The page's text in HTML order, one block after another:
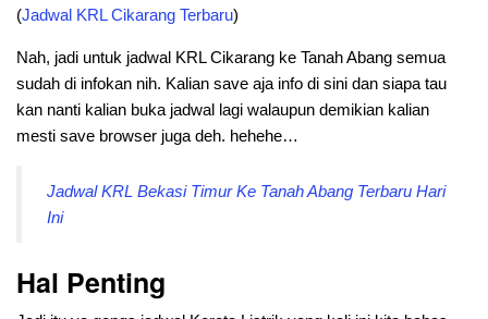
(Jadwal KRL Cikarang Terbaru)
Nah, jadi untuk jadwal KRL Cikarang ke Tanah Abang semua
sudah di infokan nih. Kalian save aja info di sini dan siapa tau
kan nanti kalian buka jadwal lagi walaupun demikian kalian
mesti save browser juga deh. hehehe…
Jadwal KRL Bekasi Timur Ke Tanah Abang Terbaru Hari
Ini
Hal Penting